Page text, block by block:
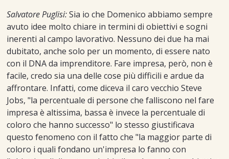
Salvatore Puglisi:Sia io che Domenico abbiamo sempre
avuto idee molto chiare in termini di obiettivi e sogni
inerenti al campo lavorativo. Nessuno dei due ha mai
dubitato, anche solo per un momento, di essere nato
con il DNA da imprenditore. Fare impresa, però, non è
facile, credo sia una delle cose più difficili e ardue da
affrontare. Infatti, come diceva il caro vecchio Steve
Jobs, "la percentuale di persone che falliscono nel fare
impresa è altissima, bassa è invece la percentuale di
coloro che hanno successo" lo stesso giustificava
questo fenomeno con il fatto che "la maggior parte di
coloro i quali fondano un'impresa lo fanno con